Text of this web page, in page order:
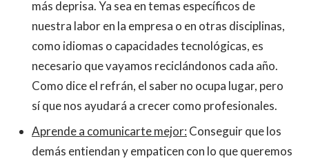
más deprisa. Ya sea en temas específicos de
nuestra labor en la empresa o en otras disciplinas,
como idiomas o capacidades tecnológicas, es
necesario que vayamos reciclándonos cada año.
Como dice el refrán, el saber no ocupa lugar, pero
sí que nos ayudará a crecer como profesionales.
Aprende a comunicarte mejor: Conseguir que los
demás entiendan y empaticen con lo que queremos